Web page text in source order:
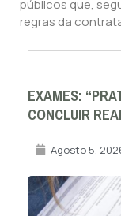
públicos que,
regras da
EXAMES:
CONCLUIR
Agosto 5,